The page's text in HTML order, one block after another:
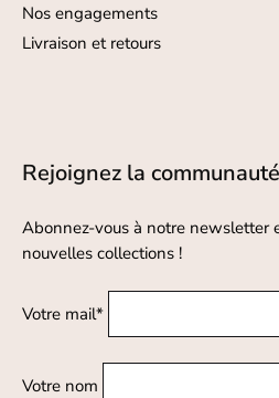
Nos engagements
Livraison et retours
Rejoignez la communauté
Abonnez-vous à notre newsletter
nouvelles collections !
Votre mail*
Votre nom